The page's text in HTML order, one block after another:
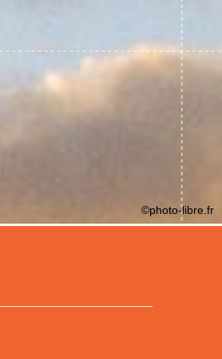
©photo-libre.fr